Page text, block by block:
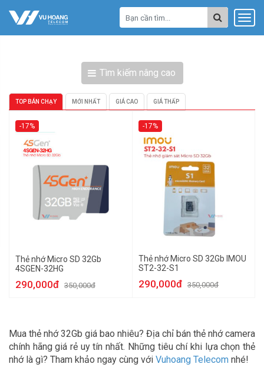
Tìm kiếm nâng cao
TOP BÁN CHẠY MỚI NHẤT GIÁ CAO GIÁ THẤP
-17%
Thẻ nhớ Micro SD 32Gb
4SGEN-32HG
290,000đ 350,000đ
-17%
Thẻ nhớ Micro SD 32Gb IMOU
ST2-32-S1
290,000đ 350,000đ
Mua thẻ nhớ 32Gb giá bao nhiêu? Địa chỉ bán thẻ nhớ camera
chính hãng giá rẻ uy tín nhất. Những tiêu chí khi lựa chọn thẻ
nhớ là gì? Tham khảo ngay cùng với Vuhoang Telecom nhé!